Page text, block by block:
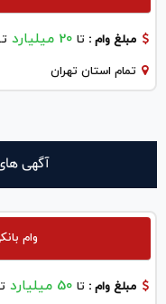
مبلغ وام : تا 20 میلیارد
تمام استان تهران
آگهی
وام بانکی تا ۵۰
مبلغ وام : تا 50 میلیارد